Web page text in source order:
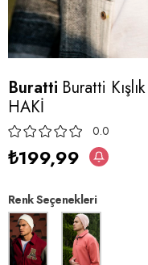
Buratti Buratti
HAKİ
0.0
₺199,99
Renk Seçenekleri